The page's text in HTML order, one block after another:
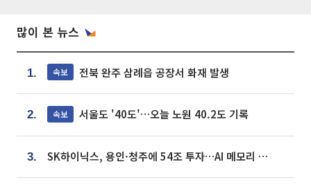
많이 본 뉴스
1. 속보 전북 완주 삼례읍 공장서 화재 발생
2. 속보 서울도 '40도'…오늘 노원 40.2도 기록
3. SK하이닉스, 용인·청주에 54조 투자…AI 메모리 생산기지 키운다